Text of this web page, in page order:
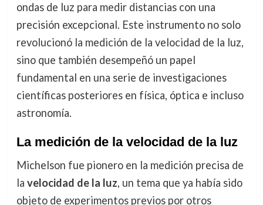
ondas de luz para medir distancias con una
precisión excepcional. Este instrumento no solo
revolucionó la medición de la velocidad de la luz,
sino que también desempeñó un papel
fundamental en una serie de investigaciones
científicas posteriores en física, óptica e incluso
astronomía.
La medición de la velocidad de la luz
Michelson fue pionero en la medición precisa de
la velocidad de la luz, un tema que ya había sido
objeto de experimentos previos por otros